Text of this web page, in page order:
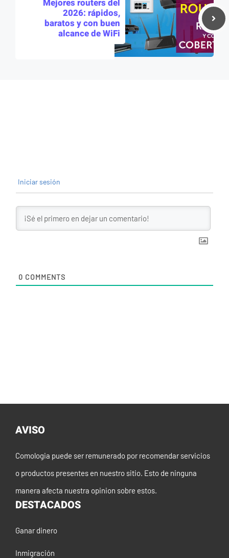
Mejores routers del
2026: rápidos,
baratos y con buen
alcance de WiFi
Iniciar sesión
0 COMMENTS
AVISO
Comologia puede ser remunerado por recomendar servicios
o productos presentes en nuestro sitio. Esto de ninguna
manera afecta nuestra opinion sobre estos.
DESTACADOS
Ganar dinero
Inmigración